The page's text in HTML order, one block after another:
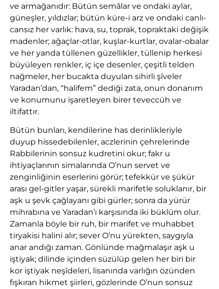
ve armağanıdır: Bütün semâlar ve ondaki aylar,
güneşler, yıldızlar; bütün küre-i arz ve ondaki canlı-
cansız her varlık: hava, su, toprak, topraktaki değişik
madenler; ağaçlar-otlar, kuşlar-kurtlar, ovalar-obalar
ve her yanda tüllenen güzellikler, tüllenip herkesi
büyüleyen renkler, iç içe desenler, çeşitli telden
nağmeler, her bucakta duyulan sihirli şîveler
Yaradan’dan, “halifem” dediği zata, onun donanım
ve konumunu işaretleyen birer teveccüh ve
iltifattır.
Bütün bunları, kendilerine has derinlikleriyle
duyup hissedebilenler, aczlerinin çehrelerinde
Rabbilerinin sonsuz kudretini okur; fakr u
ihtiyaçlarının simalarında O’nun servet ve
zenginliğinin eserlerini görür; tefekkür ve şükür
arası gel-gitler yaşar, sürekli marifetle soluklanır, bir
aşk u şevk çağlayanı gibi gürler; sonra da yürür
mihrabına ve Yaradan’ı karşısında iki büklüm olur.
Zamanla böyle bir ruh, bir marifet ve muhabbet
tiryakisi halini alır; sever O’nu yürekten, saygıyla
anar andığı zaman. Gönlünde mağmalaşır aşk u
iştiyak; dilinde içinden süzülüp gelen her biri bir
kor iştiyak neşîdeleri, lisanında varlığın özünden
fışkıran hikmet şiirleri, gözlerinde O’nun sonsuz